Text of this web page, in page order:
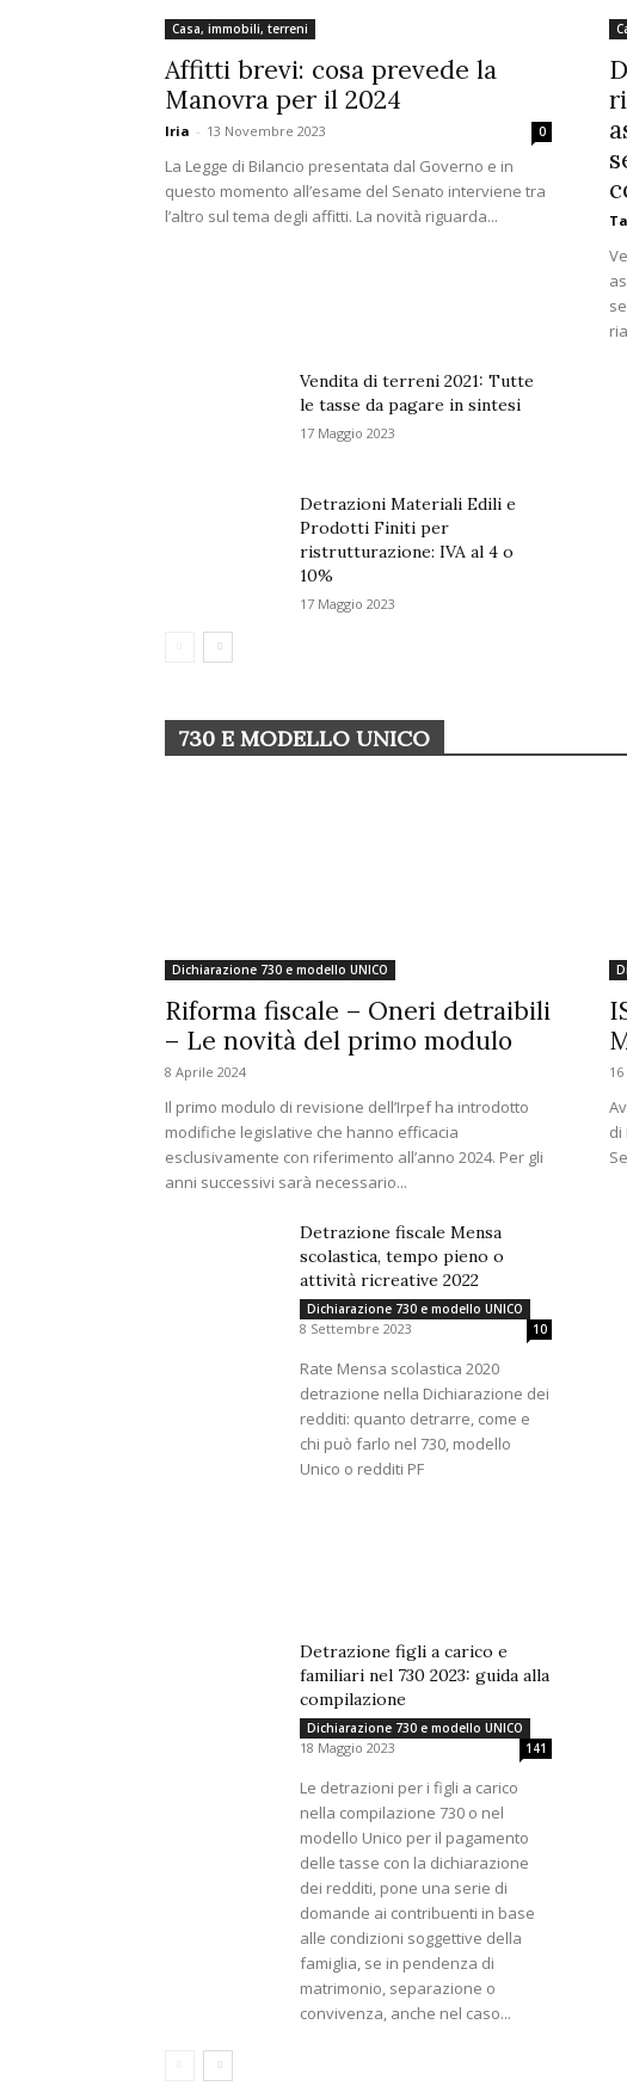
Casa, immobili, terreni
Affitti brevi: cosa prevede la
Manovra per il 2024
Iria - 13 Novembre 2023 0
La Legge di Bilancio presentata dal Governo e in
questo momento all’esame del Senato interviene tra
l’altro sul tema degli affitti. La novità riguarda...
Vendita di terreni 2021: Tutte
le tasse da pagare in sintesi
17 Maggio 2023
Detrazioni Materiali Edili e
Prodotti Finiti per
ristrutturazione: IVA al 4 o
10%
17 Maggio 2023
730 E MODELLO UNICO
Dichiarazione 730 e modello UNICO
Riforma fiscale – Oneri detraibili
– Le novità del primo modulo
8 Aprile 2024
Il primo modulo di revisione dell’Irpef ha introdotto
modifiche legislative che hanno efficacia
esclusivamente con riferimento all’anno 2024. Per gli
anni successivi sarà necessario...
di
Detrazione fiscale Mensa
scolastica, tempo pieno o
attività ricreative 2022
Dichiarazione 730 e modello UNICO
8 Settembre 2023 10
Rate Mensa scolastica 2020
detrazione nella Dichiarazione dei
redditi: quanto detrarre, come e
chi può farlo nel 730, modello
Unico o redditi PF
Detrazione figli a carico e
familiari nel 730 2023: guida alla
compilazione
Dichiarazione 730 e modello UNICO
18 Maggio 2023 141
Le detrazioni per i figli a carico
nella compilazione 730 o nel
modello Unico per il pagamento
delle tasse con la dichiarazione
dei redditi, pone una serie di
domande ai contribuenti in base
alle condizioni soggettive della
famiglia, se in pendenza di
matrimonio, separazione o
convivenza, anche nel caso...